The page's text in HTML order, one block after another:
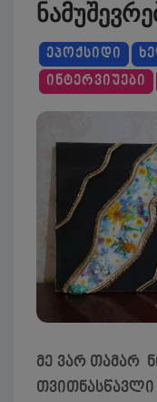
ᲔᲞᲝᲥᲡᲘᲓᲘ
ᲘᲜᲢᲔᲠᲕᲘᲣᲔᲑᲘ
მე ვარ თამარ